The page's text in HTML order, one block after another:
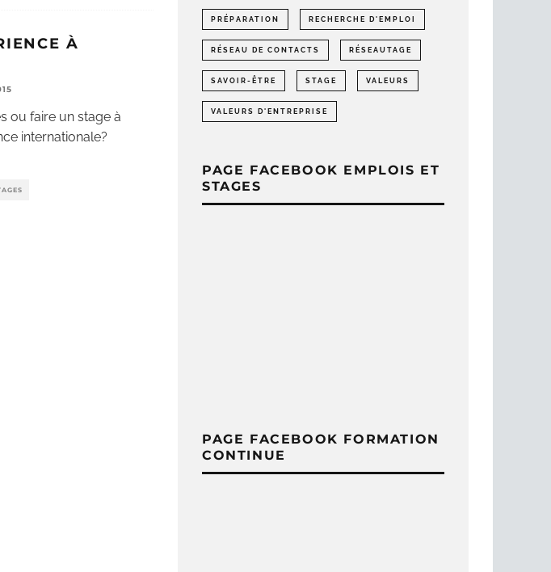
À
ou faire un stage à
internationale?
PRÉPARATION RECHERCHE D'EMPLOI
RÉSEAU DE CONTACTS RÉSEAUTAGE
SAVOIR-ÊTRE STAGE VALEURS
VALEURS D'ENTREPRISE
PAGE FACEBOOK EMPLOIS ET
STAGES
PAGE FACEBOOK FORMATION
CONTINUE